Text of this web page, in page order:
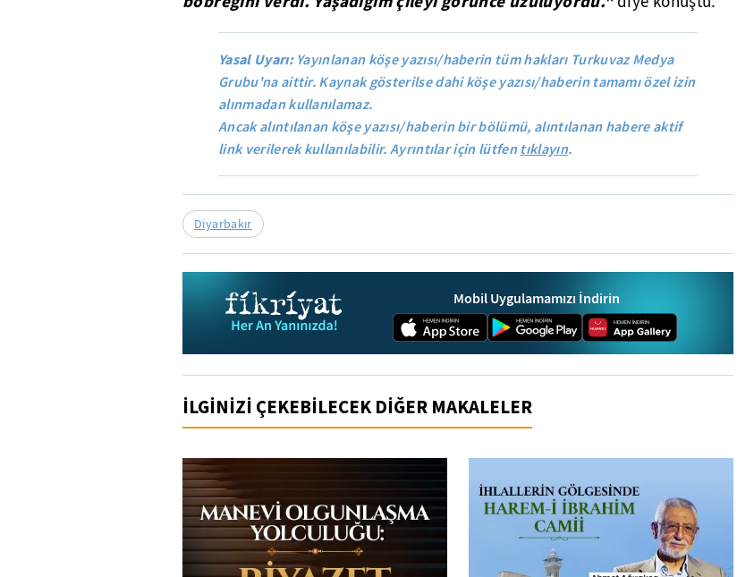
Yasal Uyarı:Yayınlanan köşe yazısı/haberin tüm hakları Turkuvaz Medya
Grubu'na aittir. Kaynak gösterilse dahi köşe yazısı/haberin tamamı özel izin
alınmadan kullanılamaz.
Ancak alıntılanan köşe yazısı/haberin bir bölümü, alıntılanan habere aktif
link verilerek kullanılabilir. Ayrıntılar için lütfentıklayın.
Diyarbakır
Mobil Uygulamamızı İndirin
İLGİNİZİ ÇEKEBİLECEK DİĞER MAKALELER